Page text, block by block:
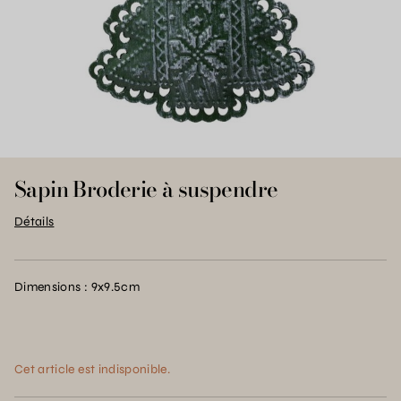
Sapin Broderie à suspendre
Détails
Dimensions : 9x9.5cm
Cet article est indisponible.